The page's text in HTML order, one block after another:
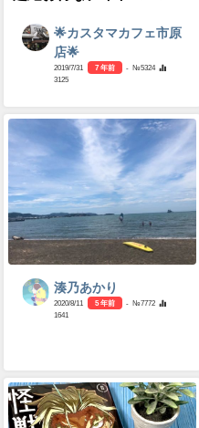
🌟カスタマカフェ市原
店🌟
2019/7/31 7 年前
- №5324
3125
湊乃あかり
2020/8/11 5 年前
- №7772
1641